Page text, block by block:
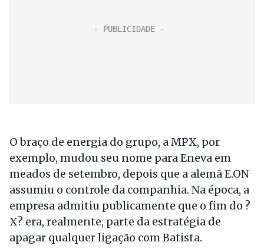
O braço de energia do grupo, a MPX, por
exemplo, mudou seu nome para Eneva em
meados de setembro, depois que a alemã E.ON
assumiu o controle da companhia. Na época, a
empresa admitiu publicamente que o fim do ?
X? era, realmente, parte da estratégia de
apagar qualquer ligação com Batista.